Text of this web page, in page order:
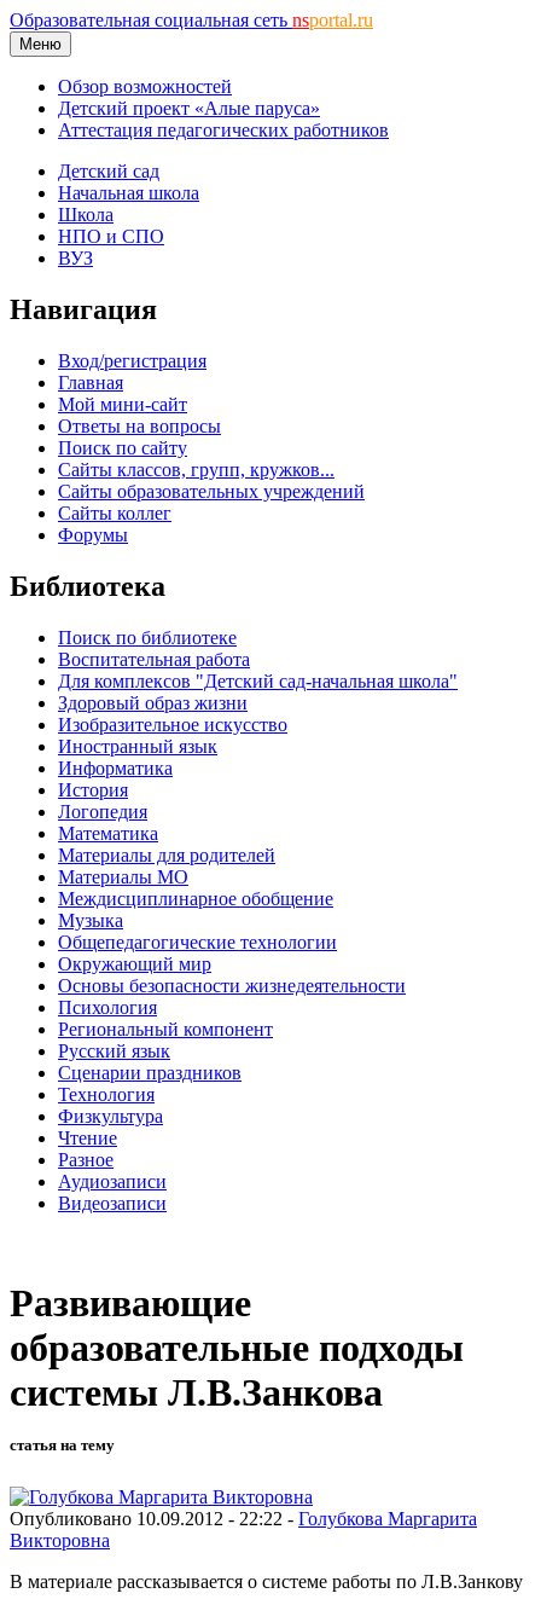
Образовательная социальная сеть nsportal.ru
Меню
Обзор возможностей
Детский проект «Алые паруса»
Аттестация педагогических работников
Детский сад
Начальная школа
Школа
НПО и СПО
ВУЗ
Навигация
Вход/регистрация
Главная
Мой мини-сайт
Ответы на вопросы
Поиск по сайту
Сайты классов, групп, кружков...
Сайты образовательных учреждений
Сайты коллег
Форумы
Библиотека
Поиск по библиотеке
Воспитательная работа
Для комплексов "Детский сад-начальная школа"
Здоровый образ жизни
Изобразительное искусство
Иностранный язык
Информатика
История
Логопедия
Математика
Материалы для родителей
Материалы МО
Междисциплинарное обобщение
Музыка
Общепедагогические технологии
Окружающий мир
Основы безопасности жизнедеятельности
Психология
Региональный компонент
Русский язык
Сценарии праздников
Технология
Физкультура
Чтение
Разное
Аудиозаписи
Видеозаписи
Развивающие
образовательные подходы
системы Л.В.Занкова
статья на тему
Опубликовано 10.09.2012 - 22:22 - Голубкова Маргарита
Викторовна
В материале рассказывается о системе работы по Л.В.Занкову